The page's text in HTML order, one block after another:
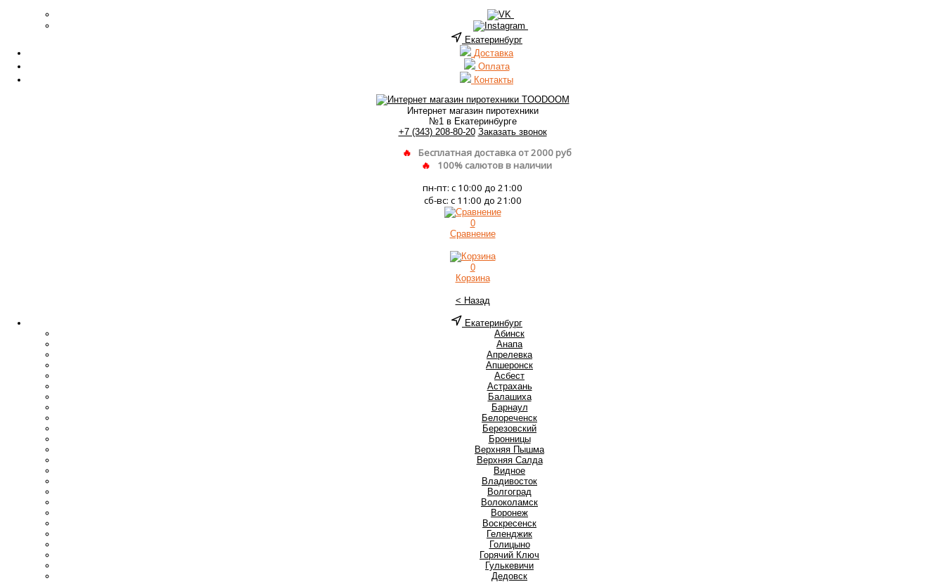
Екатеринбург
Доставка
Оплата
Контакты
Интернет магазин пиротехники
№1 в Екатеринбурге
+7 (343) 208-80-20 Заказать звонок
Бесплатная доставка от 2000 руб
100% салютов в наличии
пн-пт: с 10:00 до 21:00
сб-вс: с 11:00 до 21:00
0
Сравнение
0
Корзина
< Назад
Екатеринбург
Абинск
Анапа
Апрелевка
Апшеронск
Асбест
Астрахань
Балашиха
Барнаул
Белореченск
Березовский
Бронницы
Верхняя Пышма
Верхняя Салда
Видное
Владивосток
Волгоград
Волоколамск
Воронеж
Воскресенск
Геленджик
Голицыно
Горячий Ключ
Гулькевичи
Дедовск